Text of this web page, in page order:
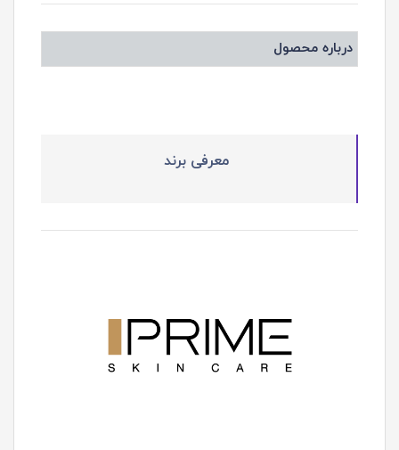
درباره محصول
معرفی برند